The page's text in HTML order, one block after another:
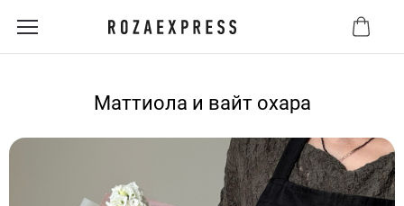
Маттиола и вайт охара